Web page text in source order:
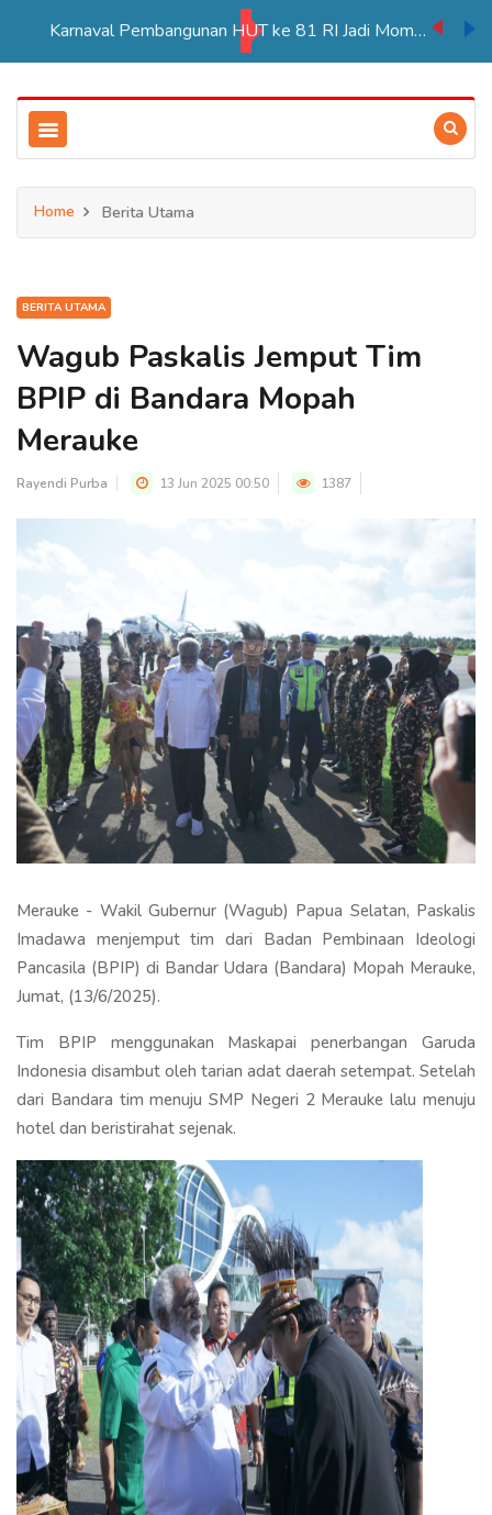
Karnaval Pembangunan HUT ke 81 RI Jadi Momentum Perkuat Persatuan di Merauke
Home Berita Utama
BERITA UTAMA
Wagub Paskalis Jemput Tim
BPIP di Bandara Mopah
Merauke
Rayendi Purba 13 Jun 2025 00:50 1387
Merauke - Wakil Gubernur (Wagub) Papua Selatan, Paskalis
Imadawa menjemput tim dari Badan Pembinaan Ideologi
Pancasila (BPIP) di Bandar Udara (Bandara) Mopah Merauke,
Jumat, (13/6/2025).
Tim BPIP menggunakan Maskapai penerbangan Garuda
Indonesia disambut oleh tarian adat daerah setempat. Setelah
dari Bandara tim menuju SMP Negeri 2 Merauke lalu menuju
hotel dan beristirahat sejenak.